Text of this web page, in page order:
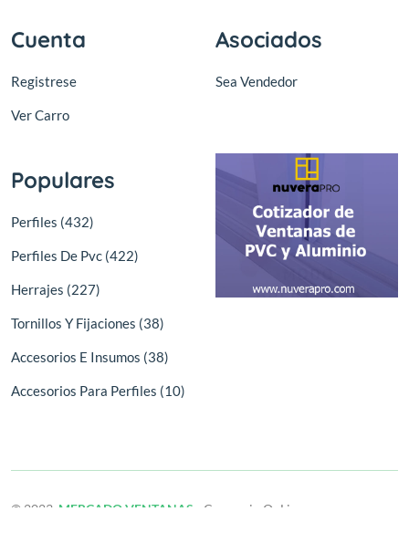
Cuenta
Registrese
Ver Carro
Asociados
Sea Vendedor
Populares
Perfiles (432)
Perfiles De Pvc (422)
Herrajes (227)
Tornillos Y Fijaciones (38)
Accesorios E Insumos (38)
Accesorios Para Perfiles (10)
© 2023, MERCADO VENTANAS - Comercio OnLine